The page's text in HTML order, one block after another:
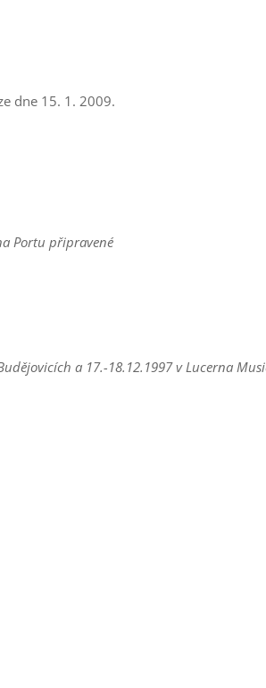
dne 15. 1. 2009.
Portu připravené
a 17.-18.12.1997 v Lucerna